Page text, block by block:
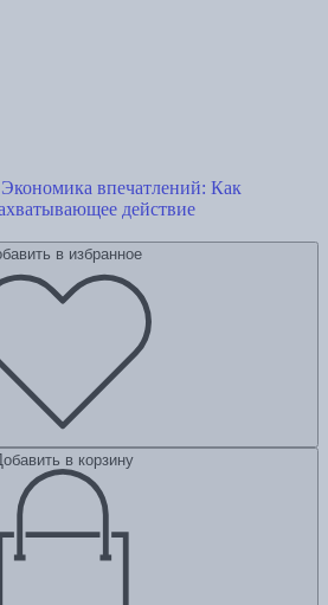
Экономика впечатлений: Как
действие
в избранное
в корзину